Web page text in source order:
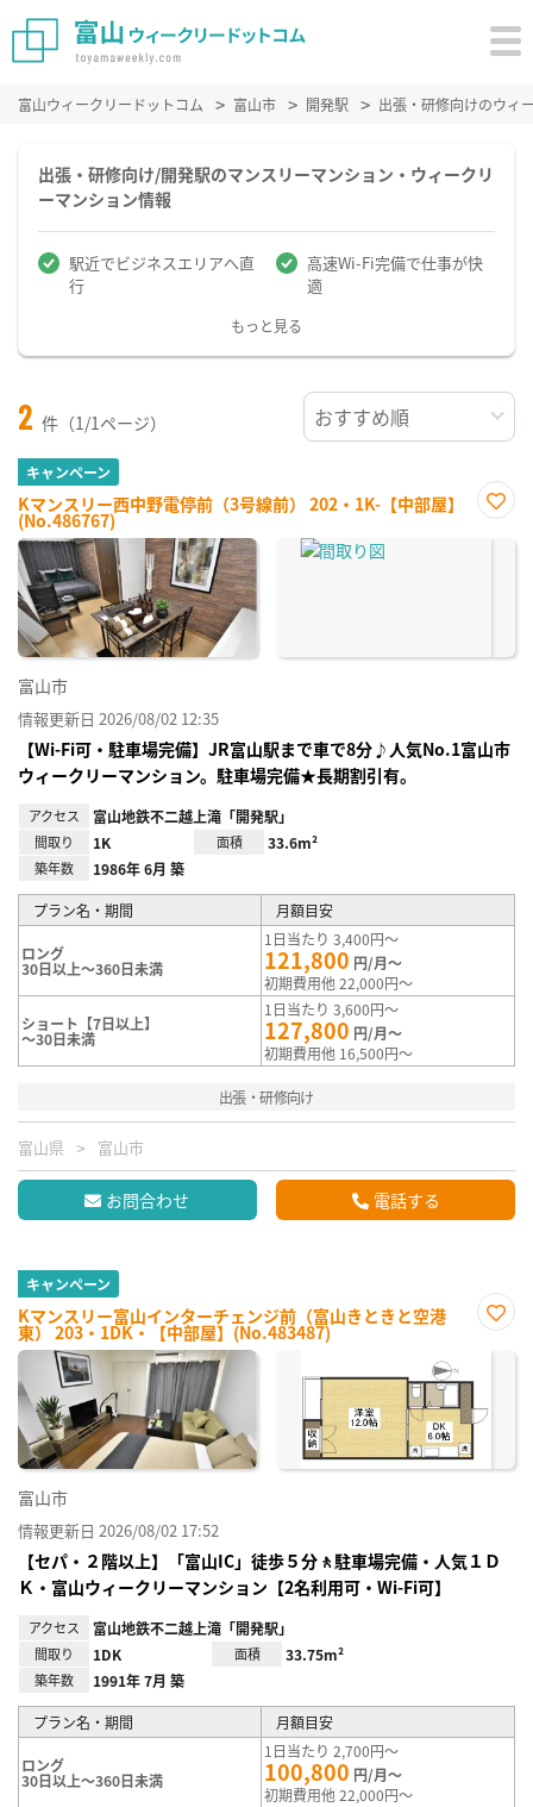
富山ウィークリードットコム 富山市 開発駅 出張・研修向けのウィ
出張・研修向け/開発駅のマンスリーマンション・ウィークリ
ーマンション情報
駅近でビジネスエリアへ直
行
高速Wi-Fi完備で仕事が快
適
もっと見る
2 件（1/1ページ）
キャンペーン
Kマンスリー西中野電停前（3号線前） 202・1K-【中部屋】
(No.486767)
に入
富山市
情報更新日 2026/08/02 12:35
【Wi-Fi可・駐車場完備】JR富山駅まで車で8分♪人気No.1富山市
ウィークリーマンション。駐車場完備★長期割引有。
アクセス 富山地鉄不二越上滝「開発駅」
間取り 1K 面積 33.6m²
築年数 1986年 6月 築
プラン名・期間 月額目安
ロング
30日以上～360日未満
1日当たり 3,400円～
121,800 円/月～
初期費用他 22,000円～
ショート【7日以上】
～30日未満
1日当たり 3,600円～
127,800 円/月～
初期費用他 16,500円～
出張・研修向け
富山県 富山市
お問合わせ 電話する
キャンペーン
Kマンスリー富山インターチェンジ前（富山きときと空港
東） 203・1DK・【中部屋】(No.483487)
に入
富山市
情報更新日 2026/08/02 17:52
【セパ・２階以上】「富山IC」徒歩５分🚶駐車場完備・人気１Ｄ
Ｋ・富山ウィークリーマンション【2名利用可・Wi-Fi可】
アクセス 富山地鉄不二越上滝「開発駅」
間取り 1DK 面積 33.75m²
築年数 1991年 7月 築
プラン名・期間 月額目安
ロング
30日以上～360日未満
1日当たり 2,700円～
100,800 円/月～
初期費用他 22,000円～